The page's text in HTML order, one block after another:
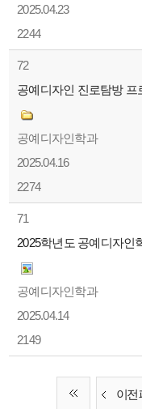
2025.04.23
2244
72
공예디자인 진로탐방 프
공예디자인학과
2025.04.16
2274
71
2025학년도 공예디자인
공예디자인학과
2025.04.14
2149
이전